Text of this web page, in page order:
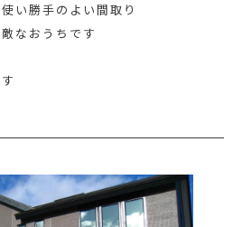
い勝手のよい間取り
なおうちです